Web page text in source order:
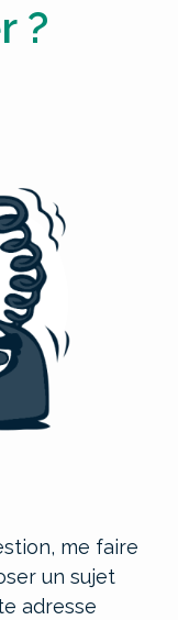
?
me faire
un sujet
adresse